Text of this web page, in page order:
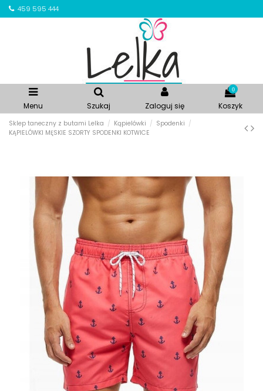
459 595 444
Menu Szukaj Zaloguj się
0
Koszyk
Sklep taneczny z butami Lelka Kąpielówki
Spodenki
KĄPIELÓWKI MĘSKIE SZORTY SPODENKI KOTWICE